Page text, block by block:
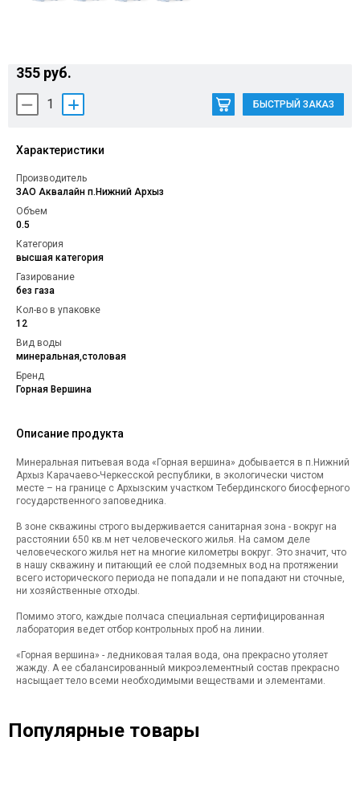
355 руб.
1 БЫСТРЫЙ ЗАКАЗ
Характеристики
Производитель
ЗАО Аквалайн п.Нижний Архыз
Объем
0.5
Категория
высшая категория
Газирование
без газа
Кол-во в упаковке
12
Вид воды
минеральная,столовая
Бренд
Горная Вершина
Описание продукта
Минеральная питьевая вода «Горная вершина» добывается в п.Нижний
Архыз Карачаево-Черкесской республики, в экологически чистом
месте – на границе с Архызским участком Тебердинского биосферного
государственного заповедника.
В зоне скважины строго выдерживается санитарная зона - вокруг на
расстоянии 650 кв.м нет человеческого жилья. На самом деле
человеческого жилья нет на многие километры вокруг. Это значит, что
в нашу скважину и питающий ее слой подземных вод на протяжении
всего исторического периода не попадали и не попадают ни сточные,
ни хозяйственные отходы.
Помимо этого, каждые полчаса специальная сертифицированная
лаборатория ведет отбор контрольных проб на линии.
«Горная вершина» - ледниковая талая вода, она прекрасно утоляет
жажду. А ее сбалансированный микроэлементный состав прекрасно
насыщает тело всеми необходимыми веществами и элементами.
Популярные товары